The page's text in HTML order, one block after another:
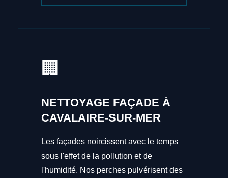
🏢
NETTOYAGE FAÇADE À
CAVALAIRE-SUR-MER
Les façades noircissent avec le temps
sous l'effet de la pollution et de
l'humidité. Nos perches pulvérisent des